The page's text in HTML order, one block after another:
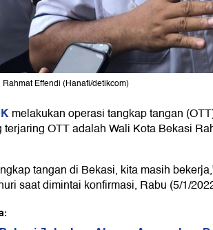
Effendi (Hanafi/detikcom)
melakukan operasi tangkap tangan
terjaring OTT adalah Wali Kota Bekasi
tangan di Bekasi, kita masih
saat dimintai konfirmasi, Rabu (5/1/